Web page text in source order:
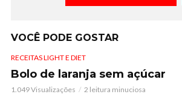
VOCÊ PODE GOSTAR
RECEITAS LIGHT E DIET
Bolo de laranja sem açúcar
1.049 Visualizações 2 leitura minuciosa